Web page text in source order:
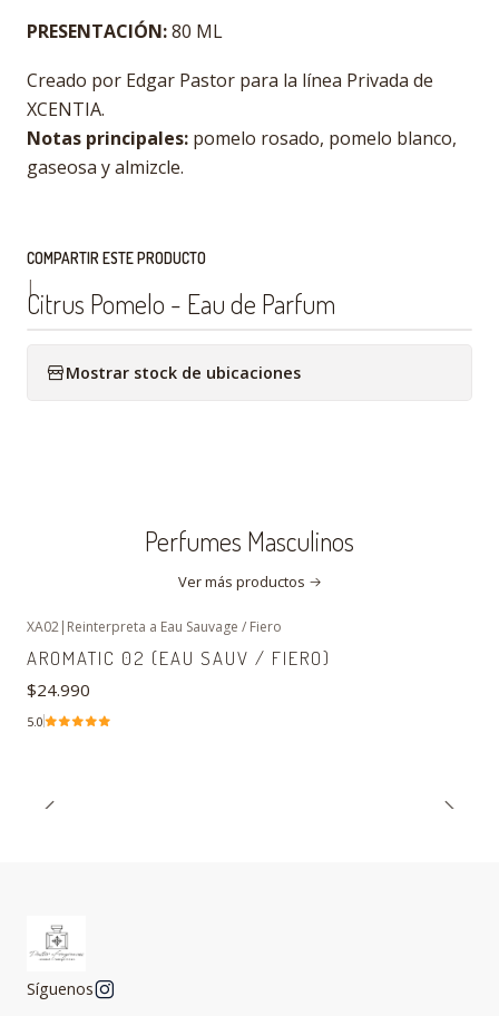
PRESENTACIÓN:80 ML
Creado por Edgar Pastor para la línea Privada de
XCENTIA.
Notas principales: pomelo rosado, pomelo blanco,
gaseosa y almizcle.
COMPARTIR ESTE PRODUCTO
|
Citrus Pomelo - Eau de Parfum
Mostrar stock de ubicaciones
Perfumes Masculinos
Ver más productos
XA02 Reinterpreta a Eau Sauvage / Fiero
AROMATIC 02 (EAU SAUV / FIERO)
$24.990
5.0
Síguenos